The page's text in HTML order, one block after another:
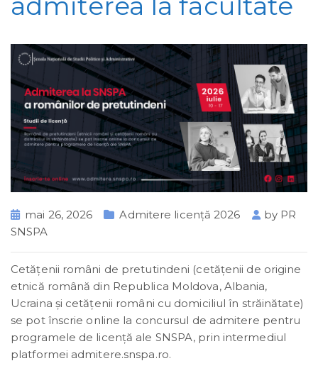
mai 26, 2026 Admitere licență 2026 by PR
SNSPA
Cetățenii români de pretutindeni (cetăţenii de origine
etnică română din Republica Moldova, Albania,
Ucraina și cetățenii români cu domiciliul în străinătate)
se pot înscrie online la concursul de admitere pentru
programele de licență ale SNSPA, prin intermediul
platformei admitere.snspa.ro.